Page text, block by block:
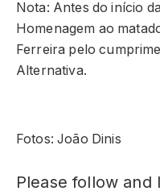
Nota: Antes do início
Homenagem ao
Ferreira pelo
Alternativa.
Fotos: João Dinis
Please follow and